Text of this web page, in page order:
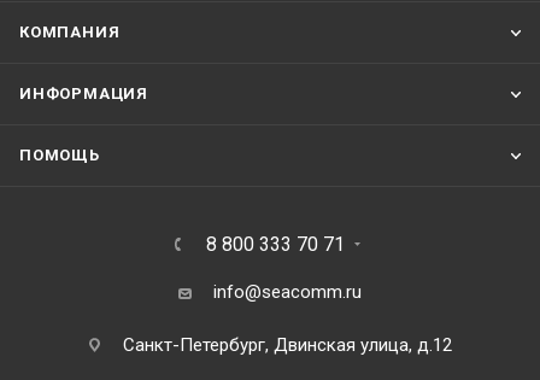
КОМПАНИЯ
ИНФОРМАЦИЯ
ПОМОЩЬ
8 800 333 70 71
info@seacomm.ru
Санкт-Петербург, Двинская улица, д.12